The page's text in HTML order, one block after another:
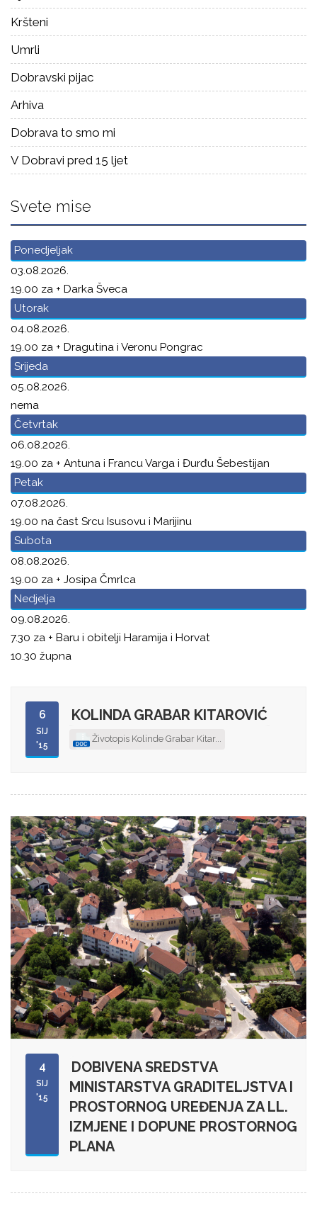
Kršteni
Umrli
Dobravski pijac
Arhiva
Dobrava to smo mi
V Dobravi pred 15 ljet
Svete mise
Ponedjeljak
03.08.2026.
19.00 za + Darka Šveca
Utorak
04.08.2026.
19.00 za + Dragutina i Veronu Pongrac
Srijeda
05.08.2026.
nema
Četvrtak
06.08.2026.
19.00 za + Antuna i Francu Varga i Đurđu Šebestijan
Petak
07.08.2026.
19.00 na čast Srcu Isusovu i Marijinu
Subota
08.08.2026.
19.00 za + Josipa Čmrlca
Nedjelja
09.08.2026.
7.30 za + Baru i obitelji Haramija i Horvat
10.30 župna
6
SIJ
'15
KOLINDA GRABAR KITAROVIĆ
Životopis Kolinde Grabar Kitar...
4
SIJ
'15
DOBIVENA SREDSTVA
MINISTARSTVA GRADITELJSTVA I
PROSTORNOG UREĐENJA ZA LL.
IZMJENE I DOPUNE PROSTORNOG
PLANA